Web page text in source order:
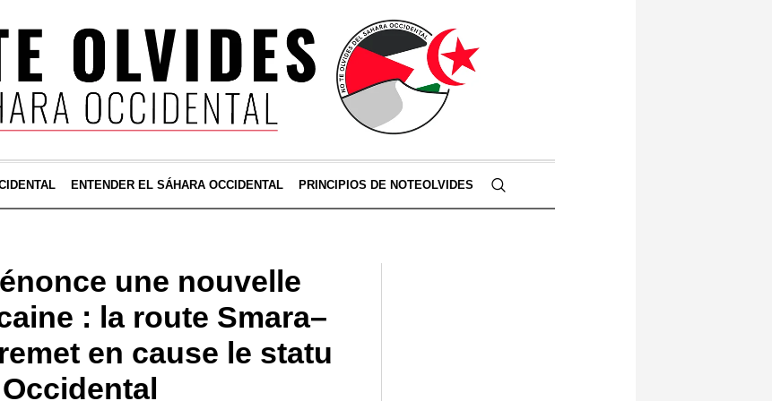
ENTENDER EL SÁHARA OCCIDENTAL PRINCIPIOS DE NOTEOLVIDES
une nouvelle
: la route Smara–
en cause le statu